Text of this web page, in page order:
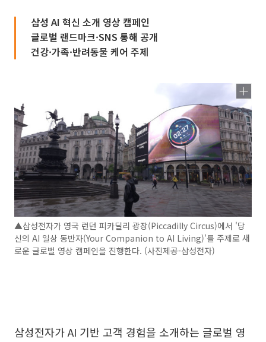
삼성 AI 혁신 소개 영상 캠페인
글로벌 랜드마크·SNS 통해 공개
건강·가족·반려동물 케어 주제
▲삼성전자가 영국 런던 피카딜리 광장(Piccadilly Circus)에서 '당
신의 AI 일상 동반자(Your Companion to AI Living)'를 주제로 새
로운 글로벌 영상 캠페인을 진행한다. (사진제공-삼성전자)
삼성전자가 AI 기반 고객 경험을 소개하는 글로벌 영